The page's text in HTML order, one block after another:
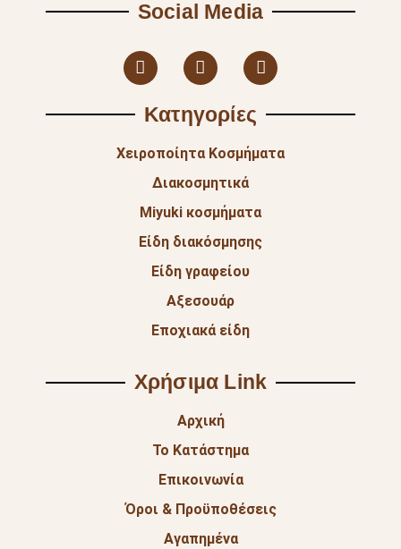
Social Media
Κατηγορίες
Χειροποίητα Κοσμήματα
Διακοσμητικά
Miyuki κοσμήματα
Είδη διακόσμησης
Είδη γραφείου
Αξεσουάρ
Εποχιακά είδη
Χρήσιμα Link
Αρχική
Το Κατάστημα
Επικοινωνία
Όροι & Προϋποθέσεις
Αγαπημένα